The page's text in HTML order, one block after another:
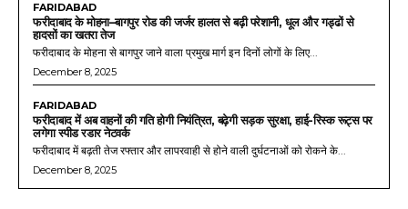
FARIDABAD
फरीदाबाद के मोहना–बागपुर रोड की जर्जर हालत से बढ़ी परेशानी, धूल और गड्ढों से
हादसों का खतरा तेज
फरीदाबाद के मोहना से बागपुर जाने वाला प्रमुख मार्ग इन दिनों लोगों के लिए...
December 8, 2025
FARIDABAD
फरीदाबाद में अब वाहनों की गति होगी नियंत्रित, बढ़ेगी सड़क सुरक्षा, हाई-रिस्क रूट्स पर
लगेगा स्पीड रडार नेटवर्क
फरीदाबाद में बढ़ती तेज रफ्तार और लापरवाही से होने वाली दुर्घटनाओं को रोकने के...
December 8, 2025